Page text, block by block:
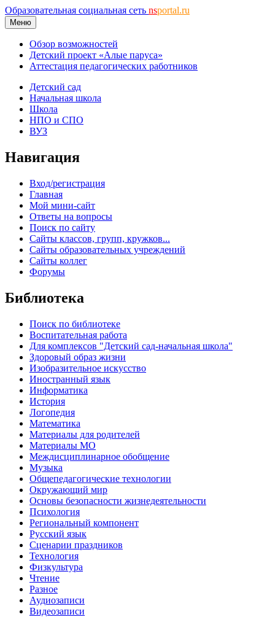
Образовательная социальная сеть nsportal.ru
Меню
Обзор возможностей
Детский проект «Алые паруса»
Аттестация педагогических работников
Детский сад
Начальная школа
Школа
НПО и СПО
ВУЗ
Навигация
Вход/регистрация
Главная
Мой мини-сайт
Ответы на вопросы
Поиск по сайту
Сайты классов, групп, кружков...
Сайты образовательных учреждений
Сайты коллег
Форумы
Библиотека
Поиск по библиотеке
Воспитательная работа
Для комплексов "Детский сад-начальная школа"
Здоровый образ жизни
Изобразительное искусство
Иностранный язык
Информатика
История
Логопедия
Математика
Материалы для родителей
Материалы МО
Междисциплинарное обобщение
Музыка
Общепедагогические технологии
Окружающий мир
Основы безопасности жизнедеятельности
Психология
Региональный компонент
Русский язык
Сценарии праздников
Технология
Физкультура
Чтение
Разное
Аудиозаписи
Видеозаписи